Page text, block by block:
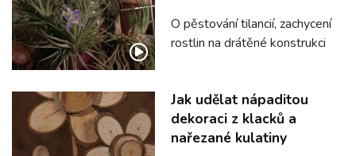
O pěstování tilancií, zachycení
rostlin na drátěné konstrukci
Jak udělat nápaditou
dekoraci z klacků a
nařezané kulatiny